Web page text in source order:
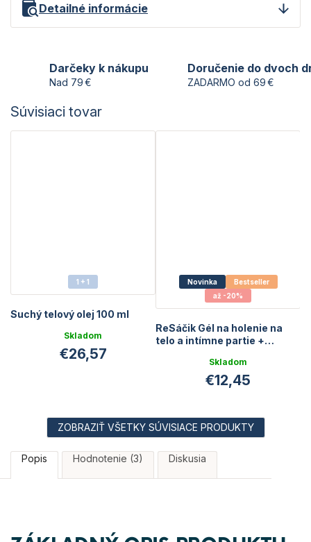
Detailné informácie
Darčeky k nákupu
Nad 79 €
Doručenie do dvoch
ZADARMO od 69 €
Súvisiaci tovar
1 + 1
Suchý telový olej 100 ml
Skladom
€26,57
Novinka
Bestseller
až -20%
ReSáčik Gél na holenie na
telo a intímne partie +
Skladom
€12,45
ZOBRAZIŤ VŠETKY SÚVISIACE PRODUKTY
Popis Hodnotenie (3) Diskusia